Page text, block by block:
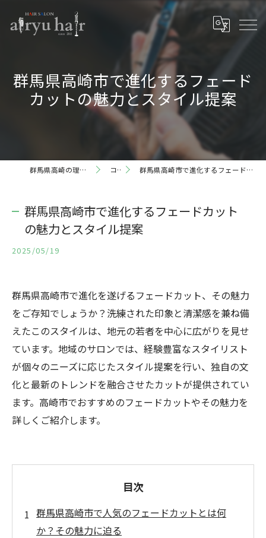
群馬県高崎市で進化するフェード
カットの魅力とスタイル提案
群馬県高崎の理容室ならairyu hair コラム 群馬県高崎市で進化するフェードカットの魅力とスタイル提案
群馬県高崎市で進化するフェードカット
の魅力とスタイル提案
2025/05/19
群馬県高崎市で進化を遂げるフェードカット、その魅力
をご存知でしょうか？洗練された印象と清潔感を兼ね備
えたこのスタイルは、地元の若者を中心に広がりを見せ
ています。地域のサロンでは、経験豊富なスタイリスト
が個々のニーズに応じたスタイル提案を行い、独自の文
化と最新のトレンドを融合させたカットが提供されてい
ます。高崎市でおすすめのフェードカットやその魅力を
詳しくご紹介します。
目次
群馬県高崎市で人気のフェードカットとは何
か？その魅力に迫る